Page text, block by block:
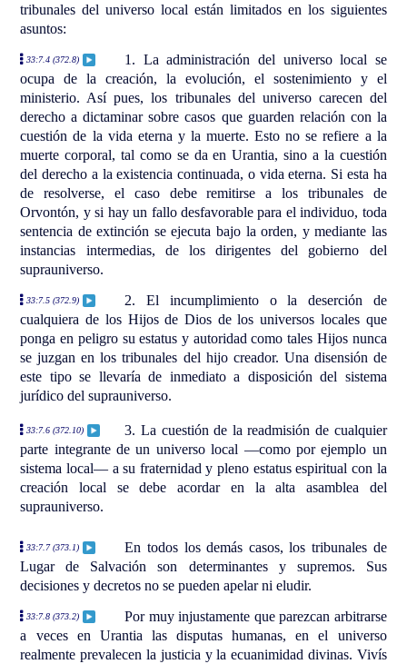
tribunales del universo local están limitados en los siguientes
asuntos:
33:7.4 (372.8)
1. La administración del universo local se
ocupa de la creación, la evolución, el sostenimiento y el
ministerio. Así pues, los tribunales del universo carecen del
derecho a dictaminar sobre casos que guarden relación con la
cuestión de la vida eterna y la muerte. Esto no se refiere a la
muerte corporal, tal como se da en Urantia, sino a la cuestión
del derecho a la existencia continuada, o vida eterna. Si esta ha
de resolverse, el caso debe remitirse a los tribunales de
Orvontón, y si hay un fallo desfavorable para el individuo, toda
sentencia de extinción se ejecuta bajo la orden, y mediante las
instancias intermedias, de los dirigentes del gobierno del
suprauniverso.
33:7.5 (372.9)
2. El incumplimiento o la deserción de
cualquiera de los Hijos de Dios de los universos locales que
ponga en peligro su estatus y autoridad como tales Hijos nunca
se juzgan en los tribunales del hijo creador. Una disensión de
este tipo se llevaría de inmediato a disposición del sistema
jurídico del suprauniverso.
33:7.6 (372.10)
3. La cuestión de la readmisión de cualquier
parte integrante de un universo local —como por ejemplo un
sistema local— a su fraternidad y pleno estatus espiritual con la
creación local se debe acordar en la alta asamblea del
suprauniverso.
33:7.7 (373.1)
En todos los demás casos, los tribunales de
Lugar de Salvación son determinantes y supremos. Sus
decisiones y decretos no se pueden apelar ni eludir.
33:7.8 (373.2)
Por muy injustamente que parezcan arbitrarse
a veces en Urantia las disputas humanas, en el universo
realmente prevalecen la justicia y la ecuanimidad divinas. Vivís